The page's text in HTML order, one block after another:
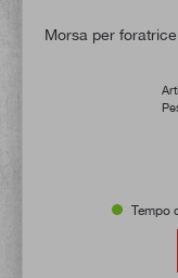
Morsa per
Tempo